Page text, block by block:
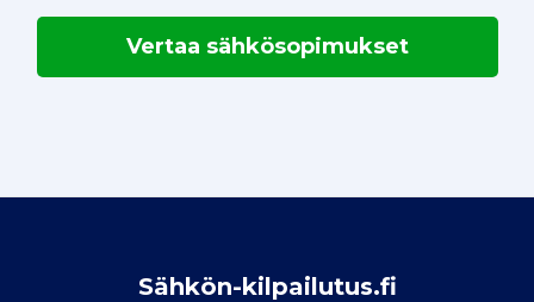
Vertaa sähkösopimukset
Sähkön-kilpailutus.fi